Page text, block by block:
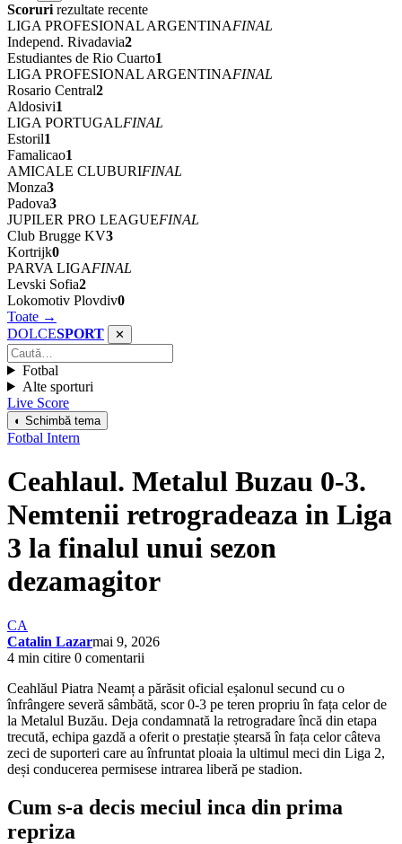
Scoruri rezultate recente
LIGA PROFESIONAL ARGENTINAFINAL
Independ. Rivadavia2
Estudiantes de Rio Cuarto1
LIGA PROFESIONAL ARGENTINAFINAL
Rosario Central2
Aldosivi1
LIGA PORTUGALFINAL
Estoril1
Famalicao1
AMICALE CLUBURIFINAL
Monza3
Padova3
JUPILER PRO LEAGUEFINAL
Club Brugge KV3
Kortrijk0
PARVA LIGAFINAL
Levski Sofia2
Lokomotiv Plovdiv0
Toate →
DOLCESPORT ✕
Fotbal
Alte sporturi
Live Score
◐ Schimbă tema
Fotbal Intern
Ceahlaul. Metalul Buzau 0-3.
Nemtenii retrogradeaza in Liga
3 la finalul unui sezon
dezamagitor
CA
Catalin Lazarmai 9, 2026
4 min citire 0 comentarii
Ceahlăul Piatra Neamț a părăsit oficial eșalonul secund cu o
înfrângere severă sâmbătă, scor 0-3 pe teren propriu în fața celor de
la Metalul Buzău. Deja condamnată la retrogradare încă din etapa
trecută, echipa gazdă a oferit o prestație ștearsă în fața celor câteva
zeci de suporteri care au înfruntat ploaia la ultimul meci din Liga 2,
deși conducerea permisese intrarea liberă pe stadion.
Cum s-a decis meciul inca din prima
repriza